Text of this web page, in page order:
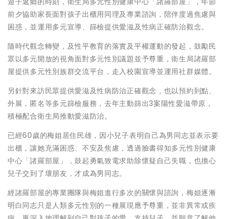
前夕協助家長面對孩子出櫃用同理及專業諮詢，陪伴度過焦慮與
困惑，並運用多元宣導、篩檢提供愛滋及性病正確防治觀念。
隨時代觀念轉變，及性平教育的落實及平權運動的發起，鼓勵民
眾以多元開放的視角面對多元性別議題並予尊重，衛生局諸羅部
屋提供多元性別族群交流平台，走入校園宣導並運用社群媒體。
另針對來訪民眾提供愛滋及性病防治正確觀念，也以預約到點、
外展，匿名等多元篩檢服務，去年主動篩出3案陽性愛滋帶原，
積極配合衛生局推動愛滋防治。
已經60歲的梅姐居住民雄，因小兒子表明自己為男同志並表示要
出櫃，讓她充滿困惑、不安及焦慮，透過臉書得知多元性別健康
中心「諸羅部屋」，鼓起勇氣致電求助除懷疑自己失職，也擔心
兒子交到了壞朋友，才成為男同志。
經諸羅部屋的專業團隊與梅姐進行多次的關懷與諮詢，梅姐逐漸
明白同志只是人類多元性別的一種展現應予尊重，並非異常或疾